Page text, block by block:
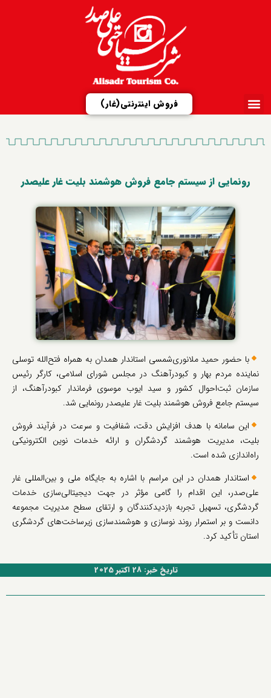
فروش اینترنتی(غار)
با حضور حمید ملانوری‌شمسی استاندار همدان به همراه فتح‌الله توسلی
نماینده مردم بهار و کبودرآهنگ در مجلس شورای اسلامی، کارگر رئیس
سازمان ثبت‌احوال کشور و سید ایوب موسوی فرماندار کبودرآهنگ، از
سیستم جامع فروش هوشمند بلیت غار علیصدر رونمایی شد.
این سامانه با هدف افزایش دقت، شفافیت و سرعت در فرآیند فروش
بلیت، مدیریت هوشمند گردشگران و ارائه خدمات نوین الکترونیکی
راه‌اندازی شده است.
استاندار همدان در این مراسم با اشاره به جایگاه ملی و بین‌المللی غار
علی‌صدر، این اقدام را گامی مؤثر در جهت دیجیتالی‌سازی خدمات
گردشگری، تسهیل تجربه بازدیدکنندگان و ارتقای سطح مدیریت مجموعه
دانست و بر استمرار روند نوسازی و هوشمندسازی زیرساخت‌های گردشگری
استان تأکید کرد.
رونمایی از سیستم جامع فروش هوشمند بلیت غار علیصدر
تاریخ خبر: 28 اکتبر 2025